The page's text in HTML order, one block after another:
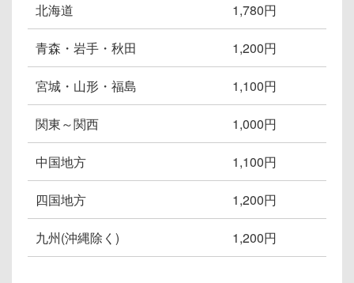
北海道 1,780円
青森・岩手・秋田 1,200円
宮城・山形・福島 1,100円
関東～関西 1,000円
中国地方 1,100円
四国地方 1,200円
九州(沖縄除く) 1,200円